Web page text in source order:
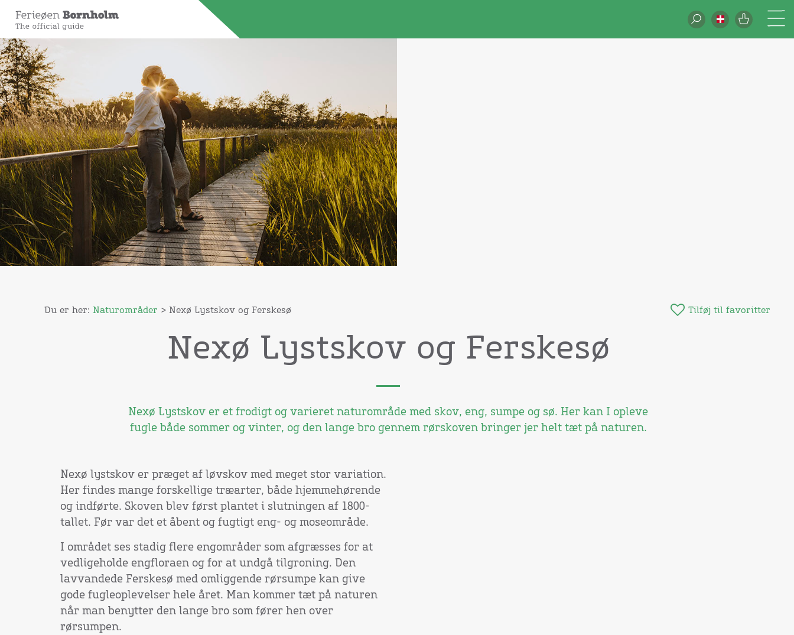
Du er her: Naturområder > Nexø Lystskov og Ferskesø Tilføj til favoritter
Nexø Lystskov og Ferskesø
Nexø Lystskov er et frodigt og varieret naturområde med skov, eng, sumpe og sø. Her kan I opleve
fugle både sommer og vinter, og den lange bro gennem rørskoven bringer jer helt tæt på naturen.
Nexø lystskov er præget af løvskov med meget stor variation.
Her findes mange forskellige træarter, både hjemmehørende
og indførte. Skoven blev først plantet i slutningen af 1800-
tallet. Før var det et åbent og fugtigt eng- og moseområde.
I området ses stadig flere engområder som afgræsses for at
vedligeholde engfloraen og for at undgå tilgroning. Den
lavvandede Ferskesø med omliggende rørsumpe kan give
gode fugleoplevelser hele året. Man kommer tæt på naturen
når man benytter den lange bro som fører hen over
rørsumpen.